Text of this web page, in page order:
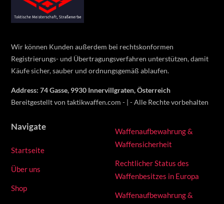
Wir können Kunden außerdem bei rechtskonformen
Registrierungs- und Übertragungsverfahren unterstützen, damit
Käufe sicher, sauber und ordnungsgemäß ablaufen.
Address: 74 Gasse, 9930 Innervillgraten, Österreich
Bereitgestellt von taktikwaffen.com - | - Alle Rechte vorbehalten
Navigate
Startseite
Über uns
Shop
Waffenaufbewahrung &
Waffensicherheit
Rechtlicher Status des
Waffenbesitzes in Europa
Waffenaufbewahrung &